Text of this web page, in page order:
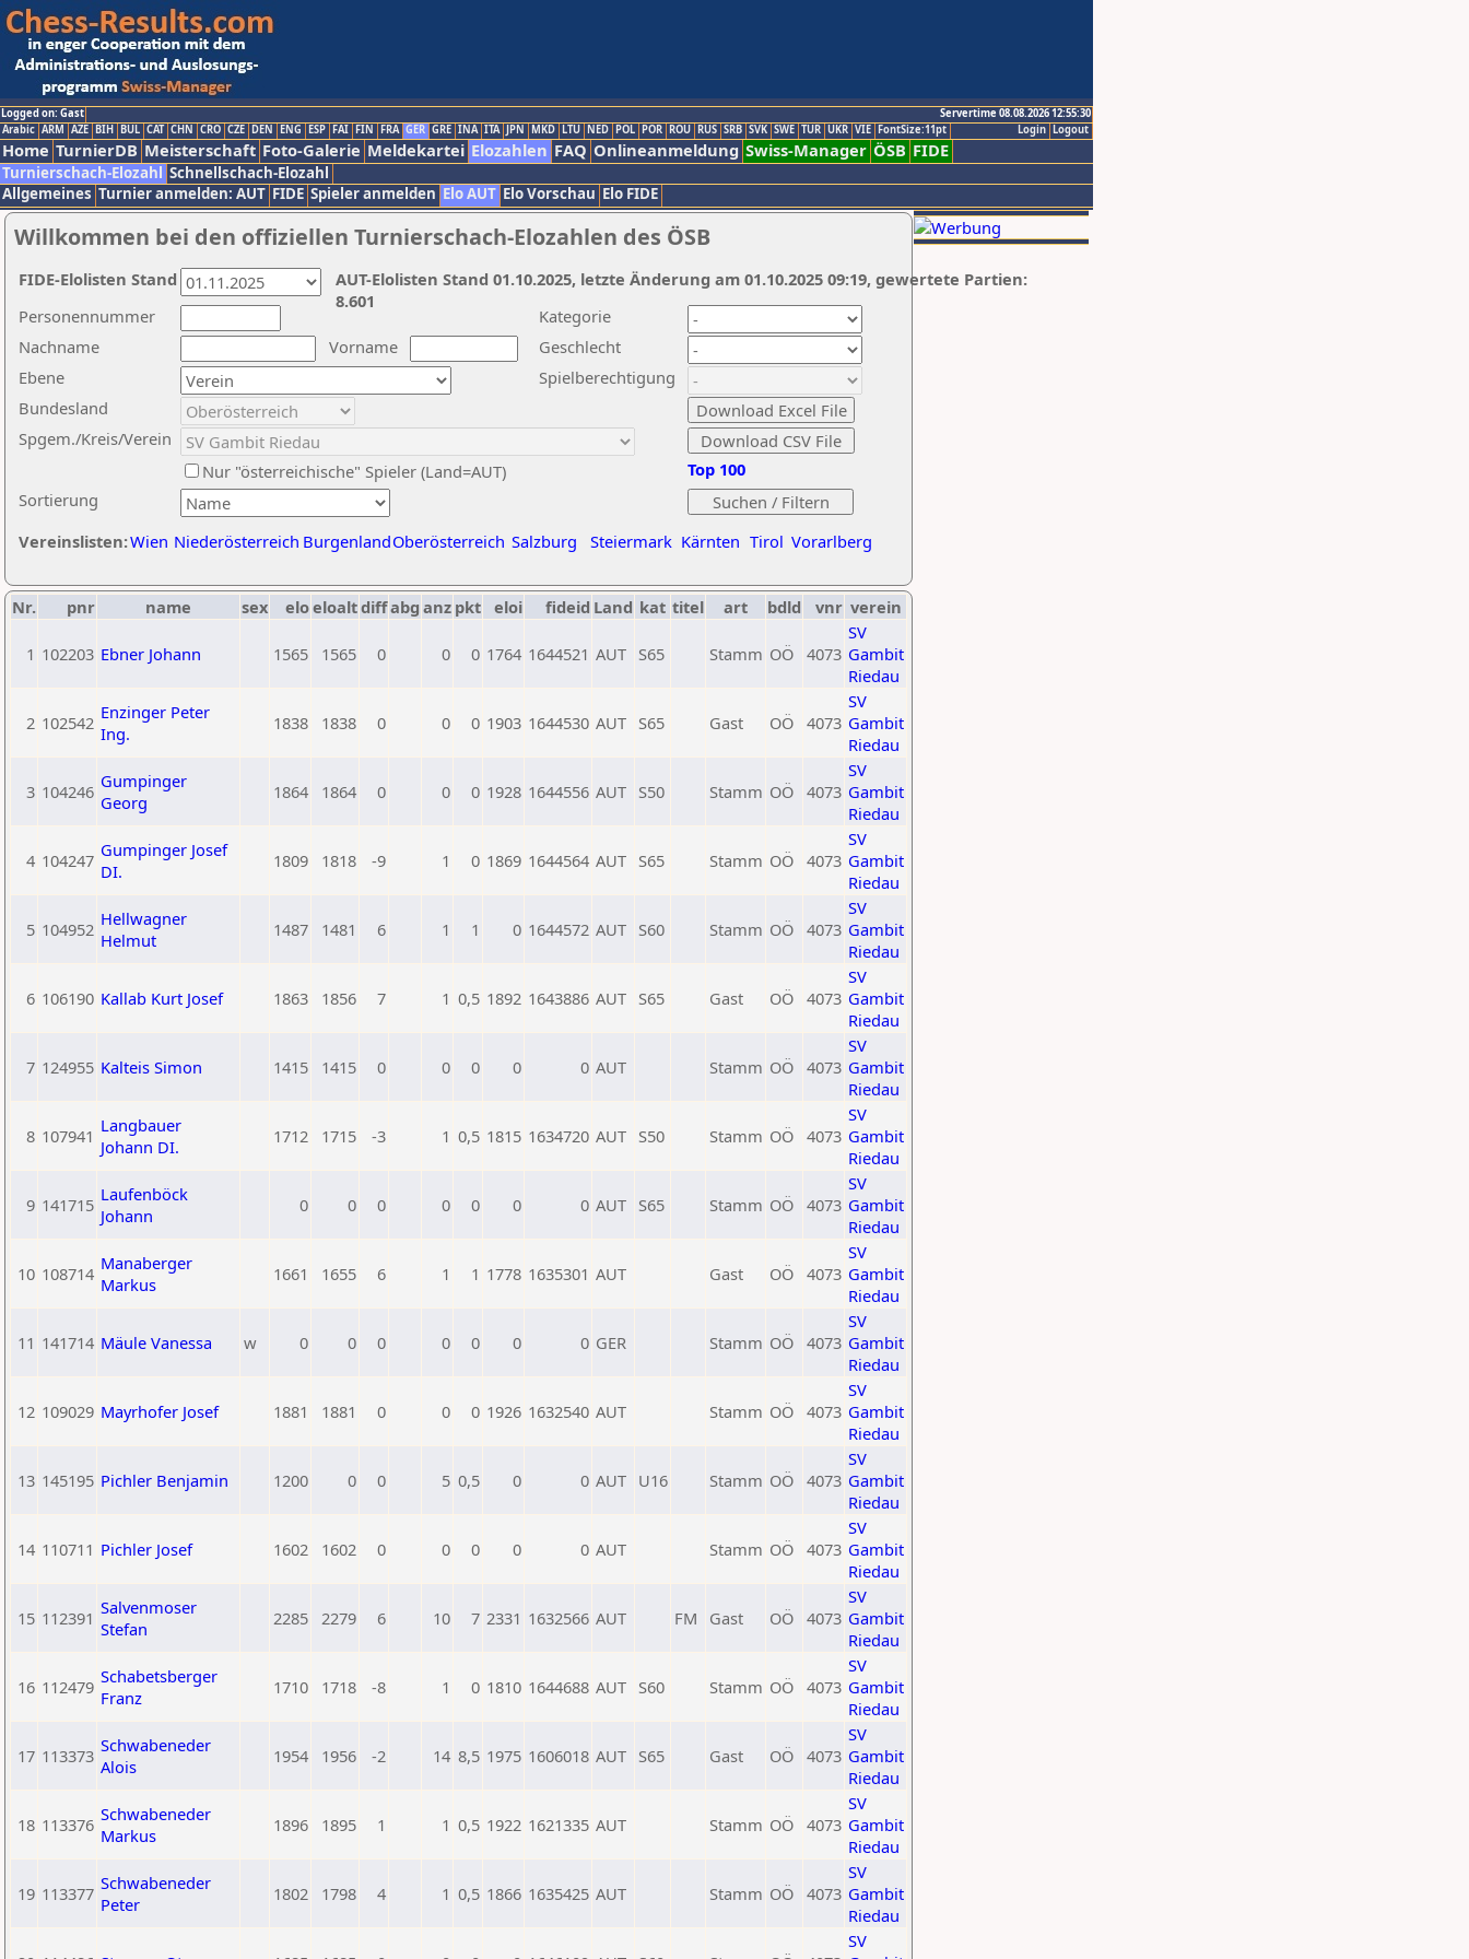
Logged on: Gast
Servertime 08.08.2026 12:55:30
Logout
Login
Arabic ARM AZE BIH BUL CAT CHN CRO CZE DEN ENG ESP FAI FIN FRA GER GRE INA ITA JPN MKD LTU NED POL POR ROU RUS SRB SVK SWE TUR UKR VIE FontSize:11pt
Home TurnierDB Meisterschaft Foto-Galerie Meldekartei Elozahlen FAQ Onlineanmeldung Swiss-Manager ÖSB FIDE
Turnierschach-Elozahl Schnellschach-Elozahl
Allgemeines Turnier anmelden: AUT FIDE Spieler anmelden Elo AUT Elo Vorschau Elo FIDE
Willkommen bei den offiziellen Turnierschach-Elozahlen des ÖSB
Nachname
Vorname
Ebene
Kategorie
Sortierung
Personennummer
Bundesland
Spgem./Kreis/Verein
Geschlecht
Nur "österreichische" Spieler (Land=AUT)
Spielberechtigung
Vereinslisten:Wien Niederösterreich BurgenlandOberösterreich Salzburg Steiermark Kärnten Tirol Vorarlberg
Top 100
AUT-Elolisten Stand 01.10.2025, letzte Änderung am 01.10.2025 09:19, gewertete Partien:
8.601
FIDE-Elolisten Stand
Nr. pnr name sex eloeloaltdiffabg anz pkt eloi fideid Land kat titel art bdld vnr verein
1 102203 Ebner Johann 1565 1565 0 0 0 1764 1644521 AUT S65 Stamm OÖ 4073
SV
Gambit
Riedau
2 102542 Enzinger Peter
Ing.
1838 1838 0 0 0 1903 1644530 AUT S65 Gast OÖ 4073
SV
Gambit
Riedau
3 104246 Gumpinger
Georg
1864 1864 0 0 0 1928 1644556 AUT S50 Stamm OÖ 4073
SV
Gambit
Riedau
4 104247 Gumpinger Josef
DI.
1809 1818 -9 1 0 1869 1644564 AUT S65 Stamm OÖ 4073
SV
Gambit
Riedau
5 104952 Hellwagner
Helmut
1487 1481 6 1 1 0 1644572 AUT S60 Stamm OÖ 4073
SV
Gambit
Riedau
6 106190 Kallab Kurt Josef 1863 1856 7 1 0,5 1892 1643886 AUT S65 Gast OÖ 4073
SV
Gambit
Riedau
7 124955 Kalteis Simon 1415 1415 0 0 0 0 0 AUT Stamm OÖ 4073
SV
Gambit
Riedau
8 107941 Langbauer
Johann DI.
1712 1715 -3 1 0,5 1815 1634720 AUT S50 Stamm OÖ 4073
SV
Gambit
Riedau
9 141715 Laufenböck
Johann
0 0 0 0 0 0 0 AUT S65 Stamm OÖ 4073
SV
Gambit
Riedau
10 108714 Manaberger
Markus
1661 1655 6 1 1 1778 1635301 AUT Gast OÖ 4073
SV
Gambit
Riedau
11 141714 Mäule Vanessa w 0 0 0 0 0 0 0 GER Stamm OÖ 4073
SV
Gambit
Riedau
12 109029 Mayrhofer Josef 1881 1881 0 0 0 1926 1632540 AUT Stamm OÖ 4073
SV
Gambit
Riedau
13 145195 Pichler Benjamin 1200 0 0 5 0,5 0 0 AUT U16 Stamm OÖ 4073
SV
Gambit
Riedau
14 110711 Pichler Josef 1602 1602 0 0 0 0 0 AUT Stamm OÖ 4073
SV
Gambit
Riedau
15 112391 Salvenmoser
Stefan
2285 2279 6 10 7 2331 1632566 AUT FM Gast OÖ 4073
SV
Gambit
Riedau
16 112479 Schabetsberger
Franz
1710 1718 -8 1 0 1810 1644688 AUT S60 Stamm OÖ 4073
SV
Gambit
Riedau
17 113373 Schwabeneder
Alois
1954 1956 -2 14 8,5 1975 1606018 AUT S65 Gast OÖ 4073
SV
Gambit
Riedau
18 113376 Schwabeneder
Markus
1896 1895 1 1 0,5 1922 1621335 AUT Stamm OÖ 4073
SV
Gambit
Riedau
19 113377 Schwabeneder
Peter
1802 1798 4 1 0,5 1866 1635425 AUT Stamm OÖ 4073
SV
Gambit
Riedau
SV